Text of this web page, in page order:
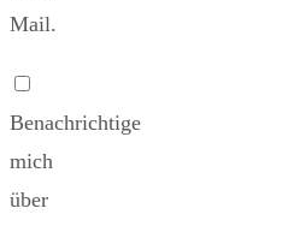
Mail.
Benachrichtige
mich
über